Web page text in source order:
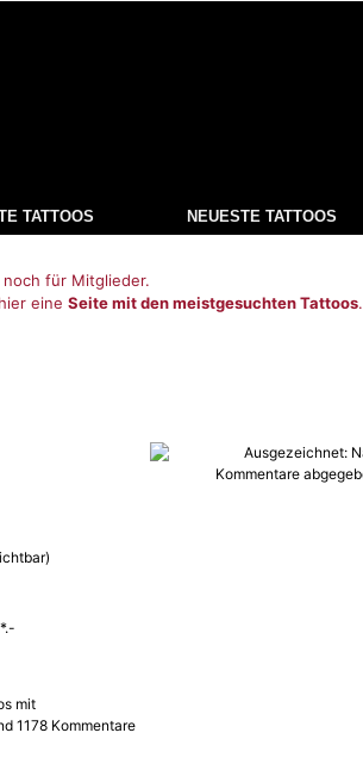
TATTOOS NEUESTE TATTOOS
für Mitglieder.
eine Seite mit den meistgesuchten Tattoos.
mit
1178 Kommentare